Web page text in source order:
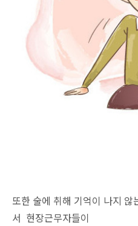
또한 술에 취해 기억이 나지
서 현장근무자들이